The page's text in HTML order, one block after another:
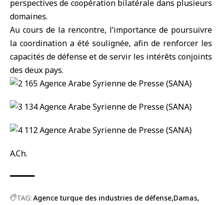
perspectives de coopération bilatérale dans plusieurs
domaines.
Au cours de la rencontre, l’importance de poursuivre
la coordination a été soulignée, afin de renforcer les
capacités de défense et de servir les intérêts conjoints
des deux pays.
A.Ch.
TAG: Agence turque des industries de défense Damas